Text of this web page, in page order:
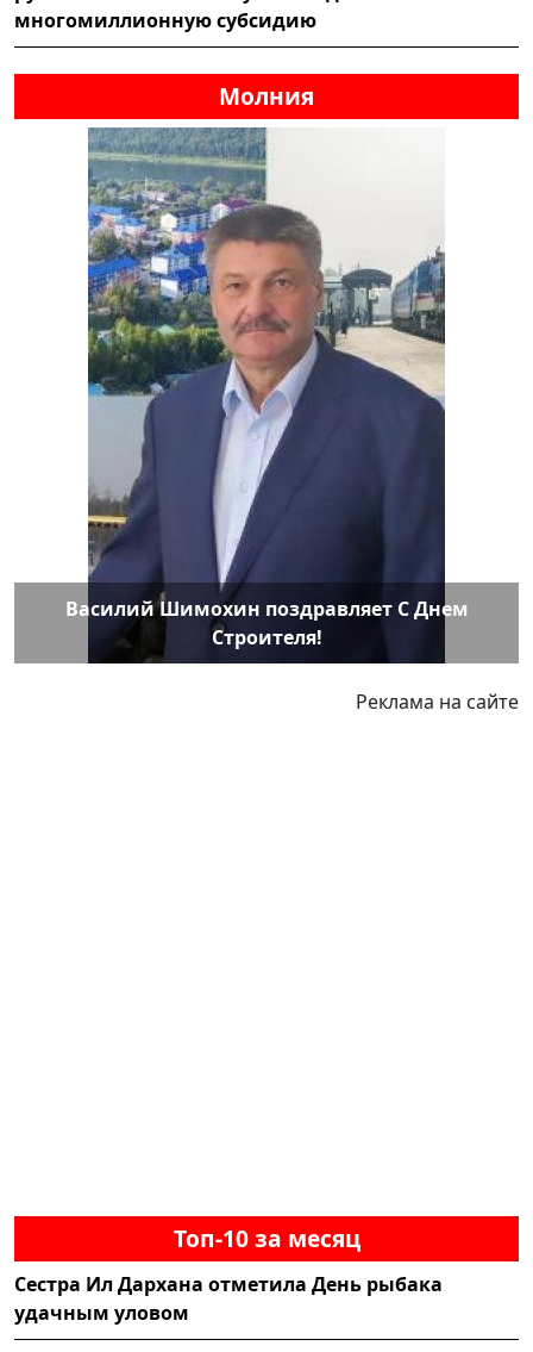
многомиллионную субсидию
Молния
Василий Шимохин поздравляет С Днем
Строителя!
Реклама на сайте
Топ-10 за месяц
Сестра Ил Дархана отметила День рыбака
удачным уловом